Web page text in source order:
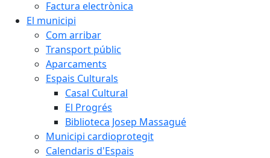
Factura electrònica
El municipi
Com arribar
Transport públic
Aparcaments
Espais Culturals
Casal Cultural
El Progrés
Biblioteca Josep Massagué
Municipi cardioprotegit
Calendaris d'Espais